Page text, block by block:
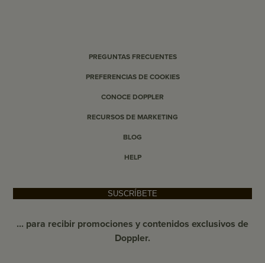
SUSCRÍBETE
... para recibir promociones y contenidos exclusivos de
Doppler.
PREGUNTAS FRECUENTES
PREFERENCIAS DE COOKIES
CONOCE DOPPLER
RECURSOS DE MARKETING
BLOG
HELP